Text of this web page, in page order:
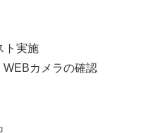
ト実施
WEBカメラの確認